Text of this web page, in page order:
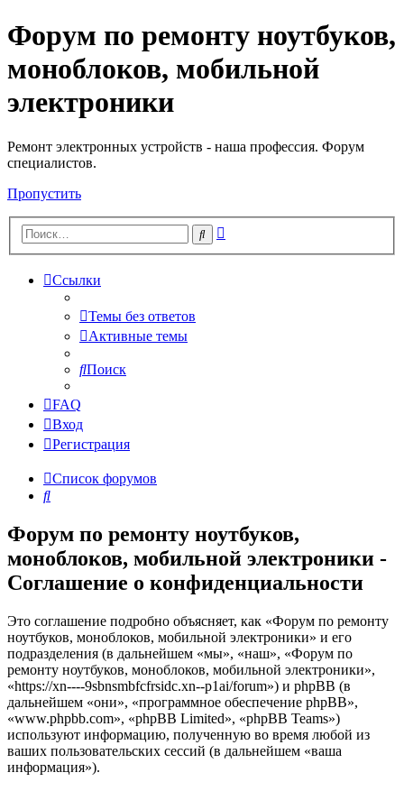
Регистрация
Форум по ремонту ноутбуков,
моноблоков, мобильной
электроники
Ремонт электронных устройств - наша профессия. Форум
специалистов.
Пропустить
Поиск
Ссылки
Темы без ответов
Активные темы
Поиск
FAQ
Вход
Регистрация
Список форумов
Поиск
Форум по ремонту ноутбуков,
моноблоков, мобильной электроники -
Соглашение о конфиденциальности
Это соглашение подробно объясняет, как «Форум по ремонту
ноутбуков, моноблоков, мобильной электроники» и его
подразделения (в дальнейшем «мы», «наш», «Форум по
ремонту ноутбуков, моноблоков, мобильной электроники»,
«https://xn----9sbnsmbfcfrsidc.xn--p1ai/forum») и phpBB (в
дальнейшем «они», «программное обеспечение phpBB»,
«www.phpbb.com», «phpBB Limited», «phpBB Teams»)
используют информацию, полученную во время любой из
ваших пользовательских сессий (в дальнейшем «ваша
информация»).